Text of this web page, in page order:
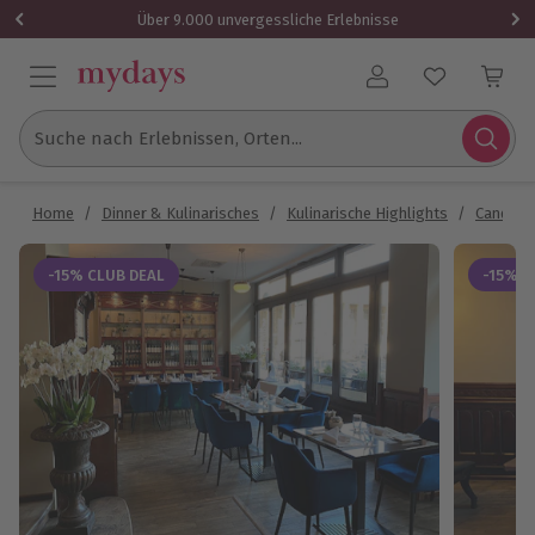
Über 9.000 unvergessliche Erlebnisse
Benutzerkonto
Suche nach Erlebnissen, Orten...
Home / Dinner & Kulinarisches / Kulinarische Highlights / Candle
-15% CLUB DEAL -15%